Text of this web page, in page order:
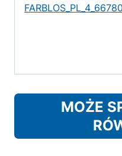
MOŻE